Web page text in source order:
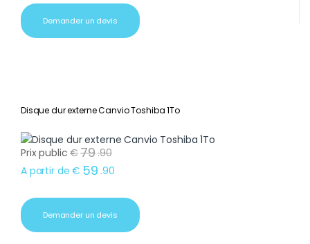
Demander un devis
Disque dur externe Canvio Toshiba 1To
Prix public €79.90
A partir de € 59 .90
Demander un devis